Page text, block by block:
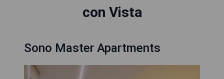
con Vista
Sono Master Apartments